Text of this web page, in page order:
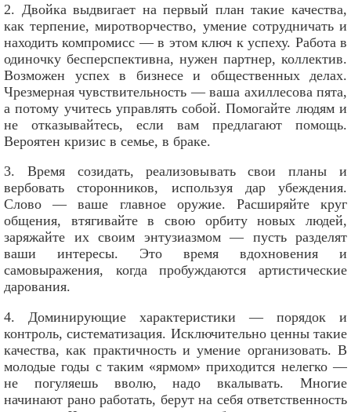
2. Двойка выдвигает на первый план такие качества,
как терпение, миротворчество, умение сотрудничать и
находить компромисс — в этом ключ к успеху. Работа в
одиночку бесперспективна, нужен партнер, коллектив.
Возможен успех в бизнесе и общественных делах.
Чрезмерная чувствительность — ваша ахиллесова пята,
а потому учитесь управлять собой. Помогайте людям и
не отказывайтесь, если вам предлагают помощь.
Вероятен кризис в семье, в браке.
3. Время созидать, реализовывать свои планы и
вербовать сторонников, используя дар убеждения.
Слово — ваше главное оружие. Расширяйте круг
общения, втягивайте в свою орбиту новых людей,
заряжайте их своим энтузиазмом — пусть разделят
ваши интересы. Это время вдохновения и
самовыражения, когда пробуждаются артистические
дарования.
4. Доминирующие характеристики — порядок и
контроль, систематизация. Исключительно ценны такие
качества, как практичность и умение организовать. В
молодые годы с таким «ярмом» приходится нелегко —
не погуляешь вволю, надо вкалывать. Многие
начинают рано работать, берут на себя ответственность